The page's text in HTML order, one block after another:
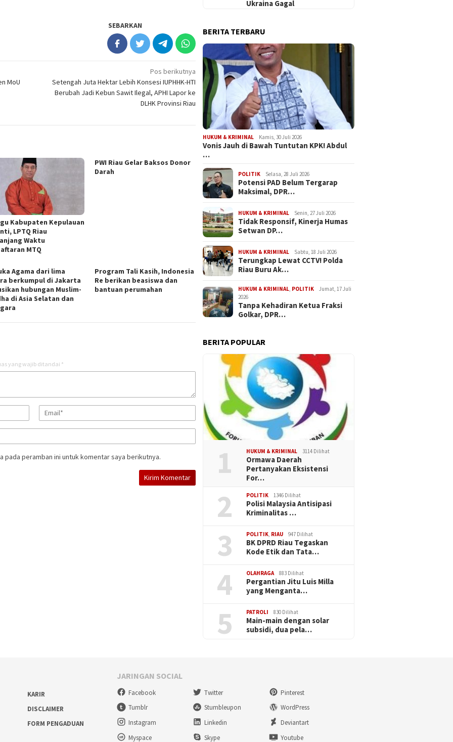
SEBARKAN
MoU
Pos berikutnya
Setengah Juta Hektar Lebih Konsesi IUPHHK-HTI
Berubah Jadi Kebun Sawit Ilegal, APHI Lapor ke
DLHK Provinsi Riau
Kabupaten Kepulauan
LPTQ Riau
Waktu
MTQ
PWI Riau Gelar Baksos Donor
Darah
Agama dari lima
berkumpul di Jakarta
hubungan Muslim-
di Asia Selatan dan
Program Tali Kasih, Indonesia
Re berikan beasiswa dan
bantuan perumahan
yang wajib ditandai *
pada peramban ini untuk komentar saya berikutnya.
Ukraina Gagal
BERITA TERBARU
HUKUM & KRIMINAL Kamis, 30 Juli 2026
Vonis Jauh di Bawah Tuntutan KPK! Abdul
…
POLITIK Selasa, 28 Juli 2026
Potensi PAD Belum Tergarap
Maksimal, DPR…
HUKUM & KRIMINAL Senin, 27 Juli 2026
Tidak Responsif, Kinerja Humas
Setwan DP…
HUKUM & KRIMINAL Sabtu, 18 Juli 2026
Terungkap Lewat CCTV! Polda
Riau Buru Ak…
HUKUM & KRIMINAL, POLITIK
Jumat, 17 Juli
2026
Tanpa Kehadiran Ketua Fraksi
Golkar, DPR…
BERITA POPULAR
1 HUKUM & KRIMINAL 3114 Dilihat
Ormawa Daerah
Pertanyakan Eksistensi
For…
2 POLITIK 1346 Dilihat
Polisi Malaysia Antisipasi
Kriminalitas …
3 POLITIK, RIAU 947 Dilihat
BK DPRD Riau Tegaskan
Kode Etik dan Tata…
4 OLAHRAGA 883 Dilihat
Pergantian Jitu Luis Milla
yang Menganta…
5 PATROLI 830 Dilihat
Main-main dengan solar
subsidi, dua pela…
KARIR
DISCLAIMER
FORM PENGADUAN
JARINGAN SOCIAL
Facebook Twitter
Pinterest
Tumblr
Stumbleupon
WordPress
Instagram
Linkedin
Deviantart
Myspace
Skype Youtube